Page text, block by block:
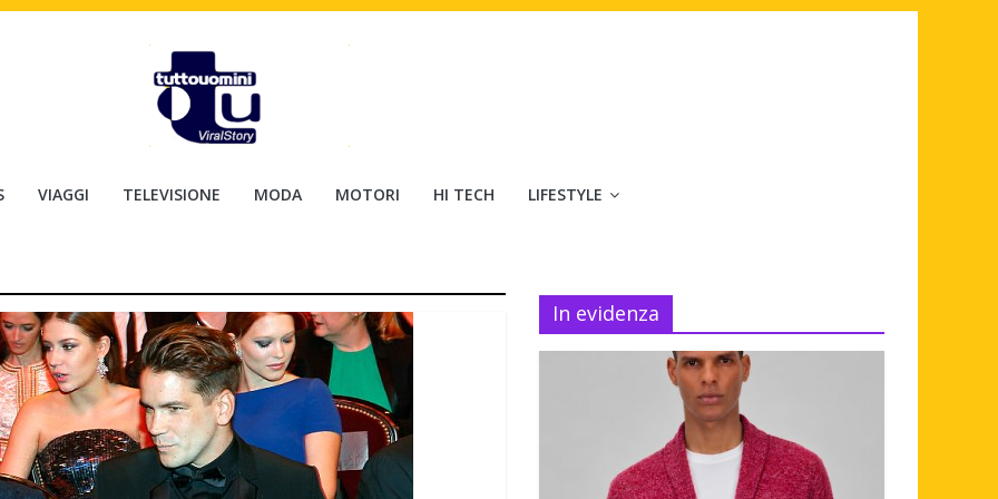
VIAGGI TELEVISIONE MODA MOTORI HI TECH LIFESTYLE
In evidenza